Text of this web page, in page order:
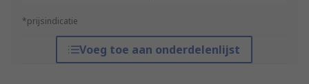
*prijsindicatie
Voeg toe aan onderdelenlijst